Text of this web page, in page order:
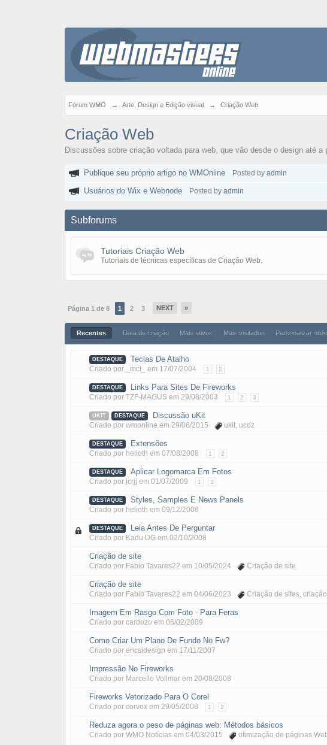
Fórum WMO → Arte, Design e Edição visual → Criação Web
Criação Web
Discussões sobre criação voltada para web, que vão desde o design até
Publique seu próprio artigo no WMOnline Posted by admin
Usuários do Wix e Webnode Posted by admin
Subforums
Tutoriais Criação Web
Tutoriais de técnicas específicas de Criação Web.
Página 1 de 8 1 2 3 NEXT »
Recentes Data de criação Mais ativos Mais visitados Personalizar
DESTAQUE Teclas De Atalho
Criado por _mcl_ em 17/07/2004 1 2
DESTAQUE Links Para Sites De Fireworks
Criado por TZF-MAGUSem 29/08/2003 1 2 3
UKIT DESTAQUE Discussão uKit
Criado por wmonline em 29/06/2015 ukit, ucoz
DESTAQUE Extensões
Criado por helioth em 07/08/2008 1 2
DESTAQUE Aplicar Logomarca Em Fotos
Criado por jcrjj em 01/07/2009 1 2
DESTAQUE Styles, Samples E News Panels
Criado por helioth em 09/12/2008
DESTAQUE Leia Antes De Perguntar
Criado por Kadu DGem 02/10/2008
Criação de site
Criado por Fabio Tavares22 em 10/05/2024 Criação de site
Criação de site
Criado por Fabio Tavares22 em 04/06/2023 Criação de sites,
Imagem Em Rasgo Com Foto - Para Feras
Criado por cardozo em 06/02/2009
Como Criar Um Plano De Fundo No Fw?
Criado por ericsidesign em 17/11/2007
Impressão No Fireworks
Criado por Marcello Vollmarem 20/08/2008
Fireworks Vetorizado Para O Corel
Criado por corvoxem 29/05/2008 1 2
Reduza agora o peso de páginas web: Métodos básicos
Criado por WMO Notíciasem 04/03/2015 otimização de páginas